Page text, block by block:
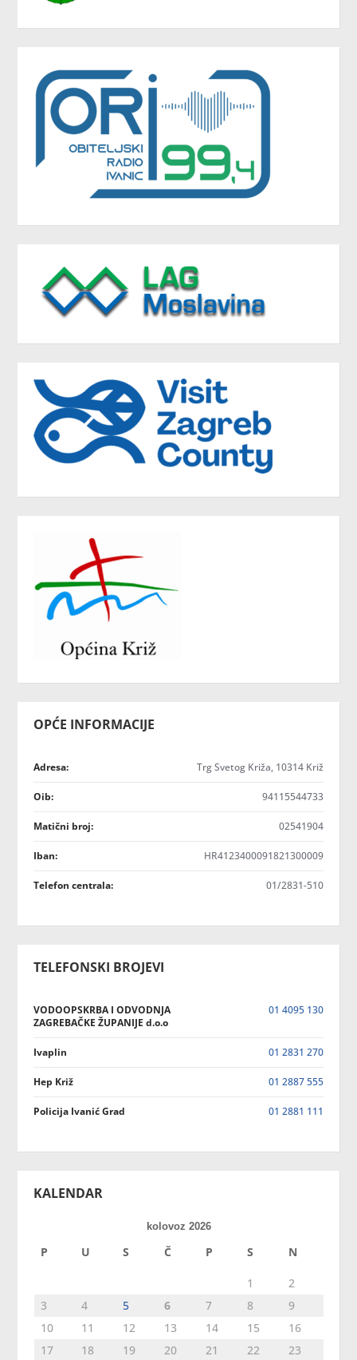
OPĆE INFORMACIJE
Adresa: Trg Svetog Križa, 10314 Križ
Oib: 94115544733
Matični broj: 02541904
Iban: HR4123400091821300009
Telefon centrala: 01/2831-510
TELEFONSKI BROJEVI
VODOOPSKRBA I ODVODNJA
ZAGREBAČKE ŽUPANIJE d.o.o
01 4095 130
Ivaplin 01 2831 270
Hep Križ 01 2887 555
Policija Ivanić Grad 01 2881 111
KALENDAR
kolovoz 2026
P U S Č P S N
1
2
3
4 5 6 7 8
9
10
11 12 13 14 15
16
17
18 19 20 21 22
23